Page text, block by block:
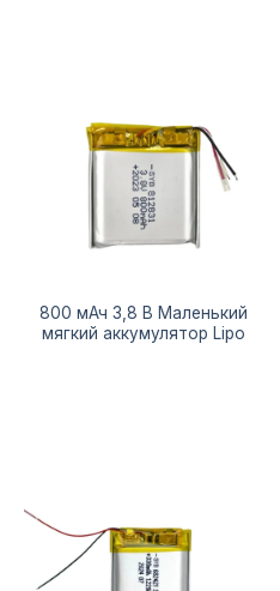
800 мАч 3,8 В Маленький
мягкий аккумулятор Lipo